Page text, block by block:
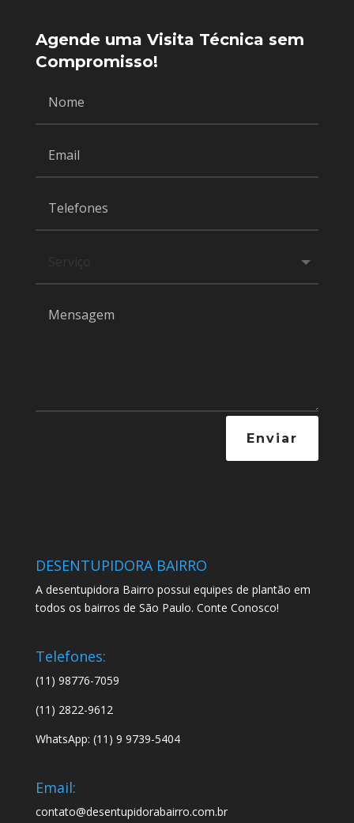
Agende uma Visita Técnica sem
Compromisso!
Enviar
DESENTUPIDORA BAIRRO
A desentupidora Bairro possui equipes de plantão em
todos os bairros de São Paulo. Conte Conosco!
Telefones:
(11) 98776-7059
(11) 2822-9612
WhatsApp: (11) 9 9739-5404
Email:
contato@desentupidorabairro.com.br